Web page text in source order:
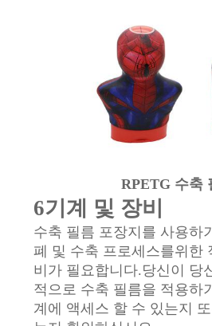
RPETG 수축
6기계 및 장비
수축 필름 포장지를 사용하
폐 및 수축 프로세스를위한
비가 필요합니다.당신이 당
적으로 수축 필름을 적용하
계에 액세스 할 수 있는지